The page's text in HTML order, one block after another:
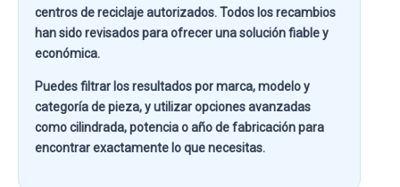
centros de reciclaje autorizados. Todos los recambios
han sido revisados para ofrecer una solución fiable y
económica.
Puedes filtrar los resultados pormarca, modelo y
categoría de pieza, y utilizar opciones avanzadas
comocilindrada, potencia o año de fabricaciónpara
encontrar exactamente lo que necesitas.